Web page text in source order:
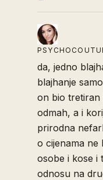
da, jedno
blajhanje
on bio tretiran
odmah, a i
prirodna
o cijenama ne
osobe i kose i
odnosu na